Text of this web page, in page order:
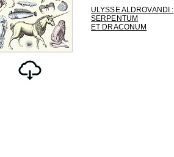
ULYSSE ALDROVANDI :
SERPENTUM
ET DRACONUM